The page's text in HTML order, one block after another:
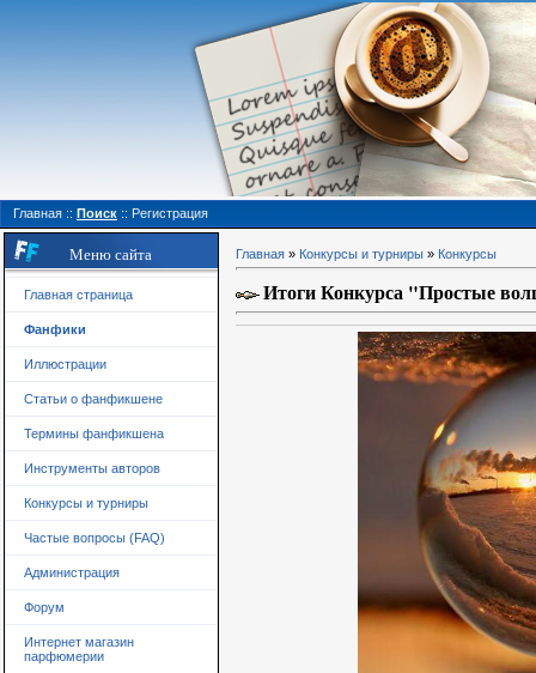
Главная :: Поиск :: Регистрация
Меню сайта
Главная страница
Фанфики
Иллюстрации
Статьи о фанфикшене
Термины фанфикшена
Инструменты авторов
Конкурсы и турниры
Частые вопросы (FAQ)
Администрация
Форум
Интернет магазин
парфюмерии
Главная » Конкурсы и турниры » Конкурсы
Итоги Конкурса "Простые